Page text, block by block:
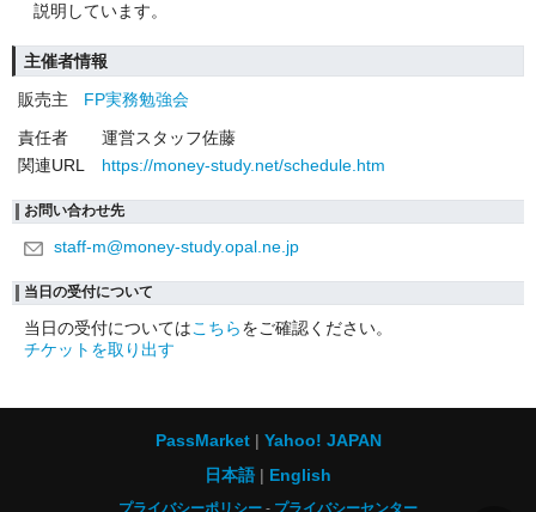
説明しています。
主催者情報
販売主
FP実務勉強会
責任者
運営スタッフ佐藤
関連URL
https://money-study.net/schedule.htm
お問い合わせ先
staff-m@money-study.opal.ne.jp
当日の受付について
当日の受付についてはこちらをご確認ください。
チケットを取り出す
PassMarket
Yahoo! JAPAN
日本語
English
プライバシーポリシー プライバシーセンター